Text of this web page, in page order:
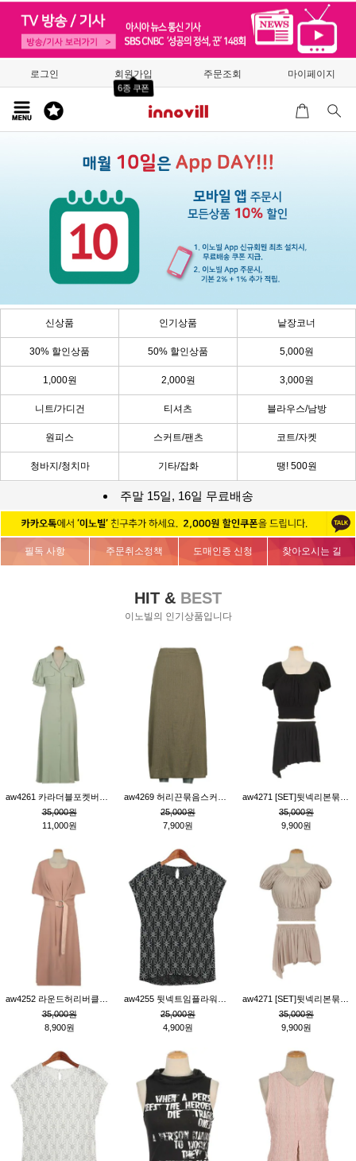
로그인 회원가입
6종 쿠폰
주문조회 마이페이지
신상품 인기상품 낱장코너
30% 할인상품 50% 할인상품 5,000원
1,000원 2,000원 3,000원
니트/가디건 티셔츠 블라우스/남방
원피스 스커트/팬츠 코트/자켓
청바지/청치마 기타/잡화 땡! 500원
주말 15일, 16일 무료배송
필독 사항 주문취소정책 도매인증 신청 찾아오시는 길
HIT & BEST
이노빌의 인기상품입니다
35,000원
11,000원
25,000원
7,900원
35,000원
9,900원
35,000원
8,900원
25,000원
4,900원
35,000원
9,900원